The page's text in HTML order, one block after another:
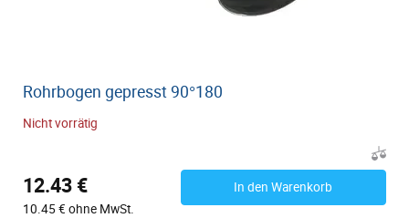
Rohrbogen gepresst 90°180
Nicht vorrätig
12.43 €
10.45 € ohne MwSt.
In den Warenkorb